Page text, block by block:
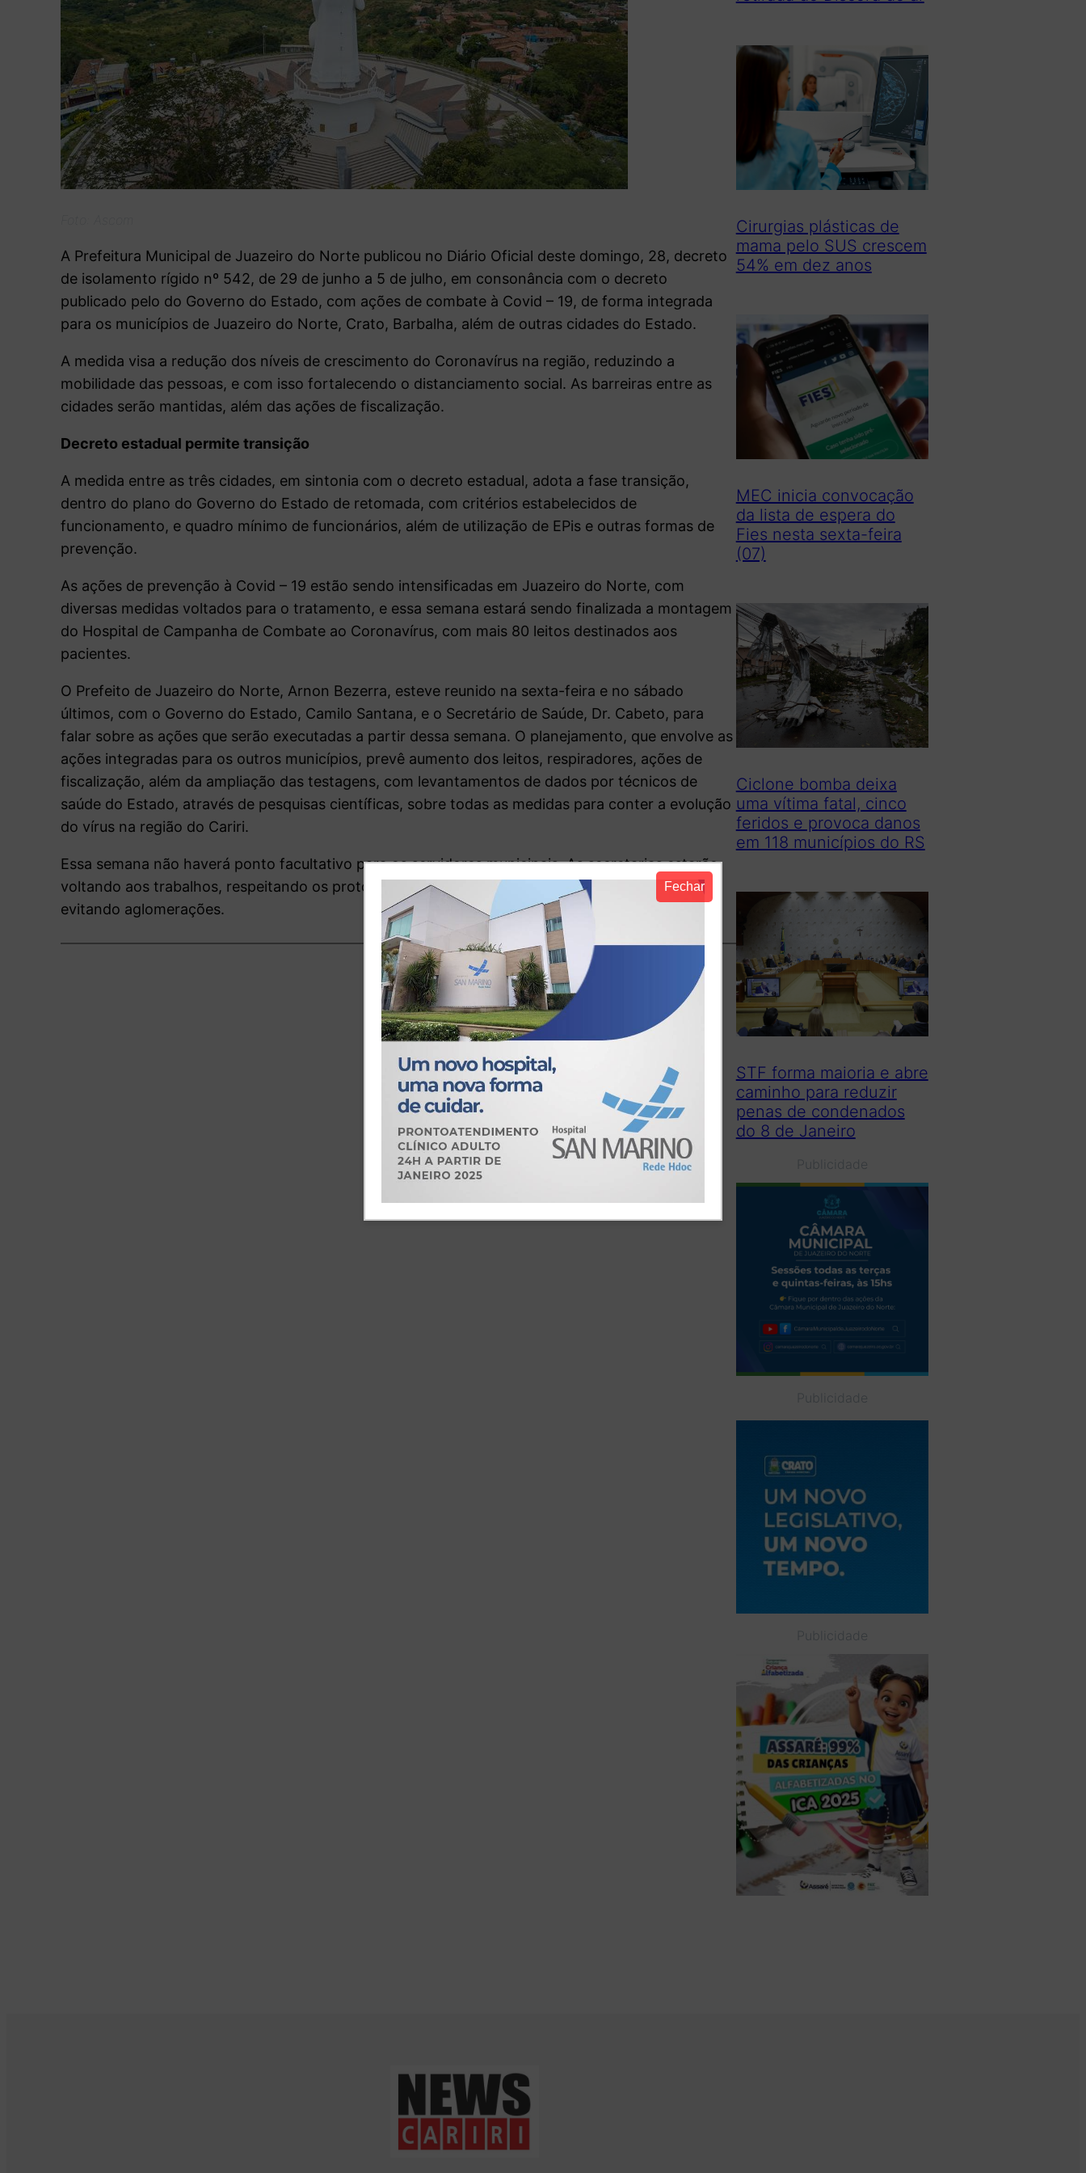
Fechar
A Prefeitura Municipal de Juazeiro do Norte publicou no Diário Oficial deste domingo, 28, decreto
de isolamento rígido nº 542, de 29 de junho a 5 de julho, em consonância com o decreto
publicado pelo do Governo do Estado, com ações de combate à Covid – 19, de forma integrada
para os municípios de Juazeiro do Norte, Crato, Barbalha, além de outras cidades do Estado.
A medida visa a redução dos níveis de crescimento do Coronavírus na região, reduzindo a
mobilidade das pessoas, e com isso fortalecendo o distanciamento social. As barreiras entre as
cidades serão mantidas, além das ações de fiscalização.
Decreto estadual permite transição
A medida entre as três cidades, em sintonia com o decreto estadual, adota a fase transição,
dentro do plano do Governo do Estado de retomada, com critérios estabelecidos de
funcionamento, e quadro mínimo de funcionários, além de utilização de EPis e outras formas de
prevenção.
As ações de prevenção à Covid – 19 estão sendo intensificadas em Juazeiro do Norte, com
diversas medidas voltados para o tratamento, e essa semana estará sendo finalizada a montagem
do Hospital de Campanha de Combate ao Coronavírus, com mais 80 leitos destinados aos
pacientes.
O Prefeito de Juazeiro do Norte, Arnon Bezerra, esteve reunido na sexta-feira e no sábado
últimos, com o Governo do Estado, Camilo Santana, e o Secretário de Saúde, Dr. Cabeto, para
falar sobre as ações que serão executadas a partir dessa semana. O planejamento, que envolve as
ações integradas para os outros municípios, prevê aumento dos leitos, respiradores, ações de
fiscalização, além da ampliação das testagens, com levantamentos de dados por técnicos de
saúde do Estado, através de pesquisas científicas, sobre todas as medidas para conter a evolução
do vírus na região do Cariri.
Essa semana não haverá ponto facultativo para os servidores municipais. As secretarias estarão
voltando aos trabalhos, respeitando os protocolos de segurança e regime especial de trabalho,
evitando aglomerações.
Cirurgias plásticas de
mama pelo SUS crescem
54% em dez anos
MEC inicia convocação
da lista de espera do
Fies nesta sexta-feira
(07)
Ciclone bomba deixa
uma vítima fatal, cinco
feridos e provoca danos
em 118 municípios do RS
STF forma maioria e abre
caminho para reduzir
penas de condenados
do 8 de Janeiro
Publicidade
Publicidade
Publicidade